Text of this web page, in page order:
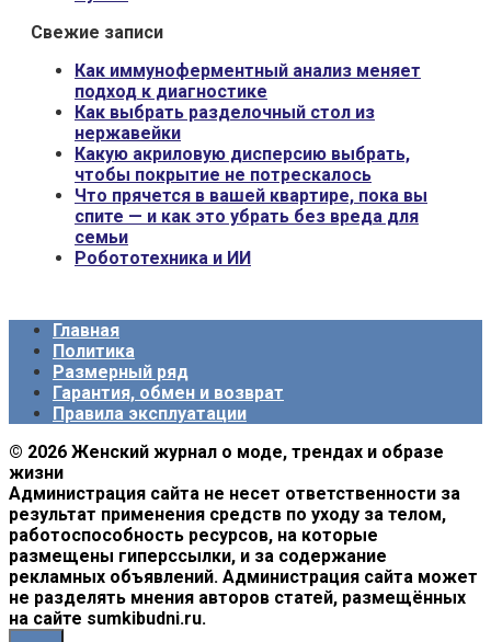
Свежие записи
Как иммуноферментный анализ меняет
подход к диагностике
Как выбрать разделочный стол из
нержавейки
Какую акриловую дисперсию выбрать,
чтобы покрытие не потрескалось
Что прячется в вашей квартире, пока вы
спите — и как это убрать без вреда для
семьи
Робототехника и ИИ
Главная
Политика
Размерный ряд
Гарантия, обмен и возврат
Правила эксплуатации
© 2026 Женский журнал о моде, трендах и образе
жизни
Администрация сайта не несет ответственности за
результат применения средств по уходу за телом,
работоспособность ресурсов, на которые
размещены гиперссылки, и за содержание
рекламных объявлений. Администрация сайта может
не разделять мнения авторов статей, размещённых
на сайте sumkibudni.ru.